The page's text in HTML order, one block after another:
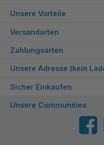
Unsere Vorteile
Versandarten
Zahlungsarten
Unsere Adresse (kein
Sicher Einkaufen
Unsere Communities